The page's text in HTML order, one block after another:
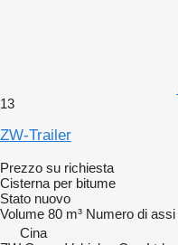
13
ZW-Trailer
Prezzo su richiesta
Cisterna per bitume
Stato nuovo
Volume 80 m³ Numero di assi
Cina